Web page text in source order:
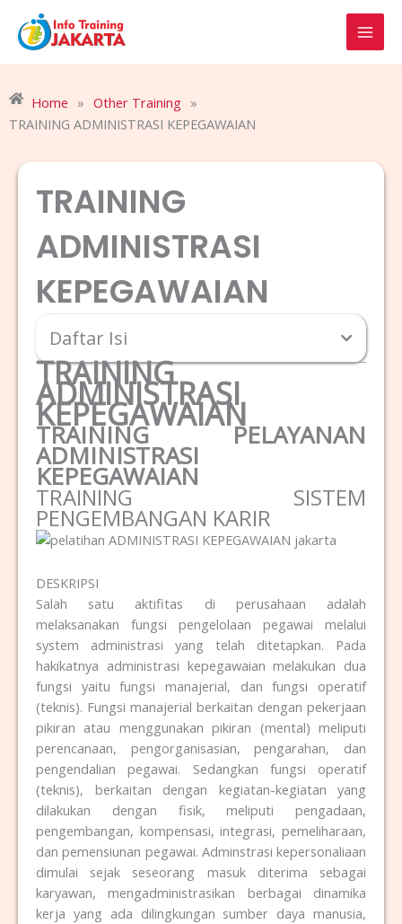
content
Home » Other Training »
TRAINING ADMINISTRASI KEPEGAWAIAN
TRAINING
ADMINISTRASI
KEPEGAWAIAN
Daftar Isi
TRAINING
ADMINISTRASI
KEPEGAWAIAN
TRAINING PELAYANAN
ADMINISTRASI
KEPEGAWAIAN
TRAINING SISTEM
PENGEMBANGAN KARIR
DESKRIPSI
Salah satu aktifitas di perusahaan adalah
melaksanakan fungsi pengelolaan pegawai melalui
system administrasi yang telah ditetapkan. Pada
hakikatnya administrasi kepegawaian melakukan dua
fungsi yaitu fungsi manajerial, dan fungsi operatif
(teknis). Fungsi manajerial berkaitan dengan pekerjaan
pikiran atau menggunakan pikiran (mental) meliputi
perencanaan, pengorganisasian, pengarahan, dan
pengendalian pegawai. Sedangkan fungsi operatif
(teknis), berkaitan dengan kegiatan-kegiatan yang
dilakukan dengan fisik, meliputi pengadaan,
pengembangan, kompensasi, integrasi, pemeliharaan,
dan pemensiunan pegawai. Adminstrasi kepersonaliaan
dimulai sejak seseorang masuk diterima sebagai
karyawan, mengadministrasikan berbagai dinamika
kerja yang ada dilingkungan sumber daya manusia,